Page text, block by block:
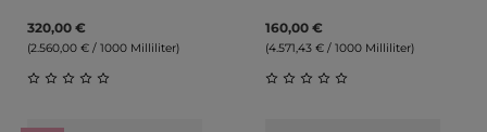
320,00 €
(2.560,00 € / 1000 Milliliter)
160,00 €
(4.571,43 € / 1000 Milliliter)